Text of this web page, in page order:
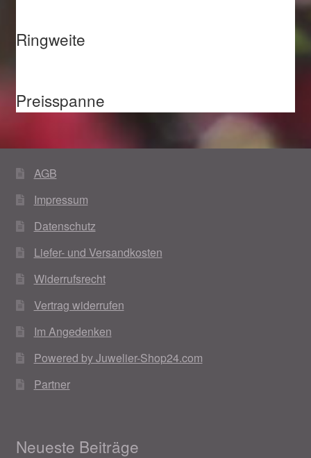
Ringweite
Preisspanne
AGB
Impressum
Datenschutz
Liefer- und Versandkosten
Widerrufsrecht
Vertrag widerrufen
Im Angedenken
Powered by Juwelier-Shop24.com
Partner
Neueste Beiträge